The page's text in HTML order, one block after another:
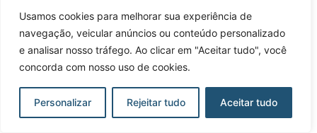
Usamos cookies para melhorar sua experiência de
navegação, veicular anúncios ou conteúdo personalizado
e analisar nosso tráfego. Ao clicar em "Aceitar tudo", você
concorda com nosso uso de cookies.
Personalizar Rejeitar tudo Aceitar tudo